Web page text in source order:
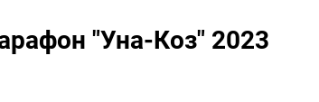
"Уна-Коз" 2023